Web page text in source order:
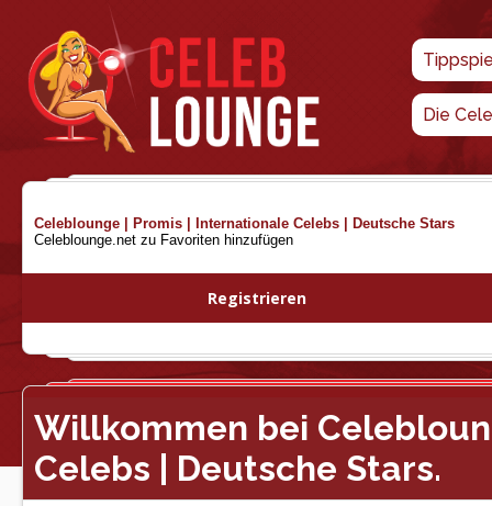
Die
Celeblounge | Promis | Internationale Celebs | Deutsche Stars
Celeblounge.net zu Favoriten hinzufügen
Registrieren
Willkommen bei
Celebs | Deutsche Stars.